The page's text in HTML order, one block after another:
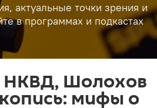
актуальные точки зрения и
в программах и подкастах
НКВД, Шолохов
мифы о